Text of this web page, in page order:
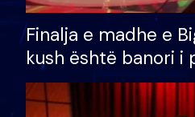
Finalja e madhe e
kush është banori i
shtëpinë dhe
të fituar çmimin e